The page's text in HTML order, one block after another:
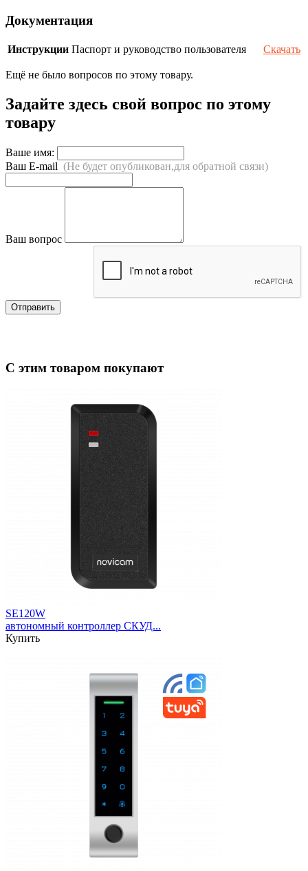
Документация
Инструкции Паспорт и руководство пользователя Скачать
Ещё не было вопросов по этому товару.
Задайте здесь свой вопрос по этому
товару
Ваше имя:
Ваш E-mail (Не будет опубликован,для обратной связи)
Ваш вопрос
Отправить
С этим товаром покупают
SE120W
автономный контроллер СКУД...
Купить